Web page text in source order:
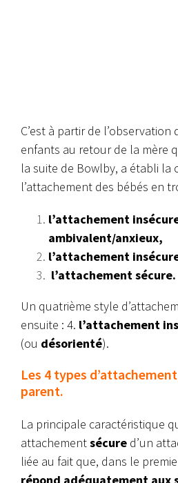
C’est à partir de l’observation
enfants au retour de la mère
la suite de Bowlby, a établi la
l’attachement des bébés en
l’attachement
ambivalent/anxieux,
l’attachement
l’attachement sécure.
Un quatrième style
ensuite : 4. l’attachement
(ou désorienté).
Les 4 types
parent.
La principale caractéristique
attachementsécure d’un
liée au fait que, dans le